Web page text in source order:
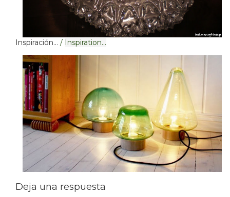
Inspiración… / Inspiration…
Deja una respuesta